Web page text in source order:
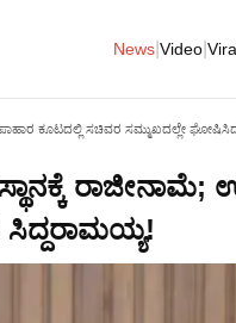
News Video
ಕೂಟದಲ್ಲಿ ಸಚಿವರ ಸಮ್ಮುಖದಲ್ಲೇ
ರಾಜೀನಾಮೆ;